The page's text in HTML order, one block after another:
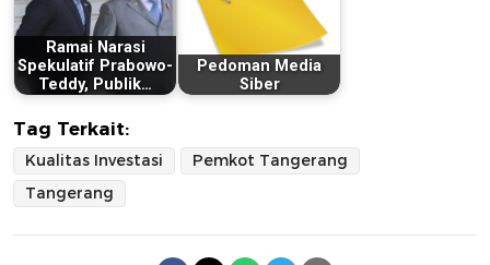
Ramai Narasi
Spekulatif Prabowo-
Teddy, Publik…
Pedoman Media
Siber
Tag Terkait:
Kualitas Investasi
Pemkot Tangerang
Tangerang